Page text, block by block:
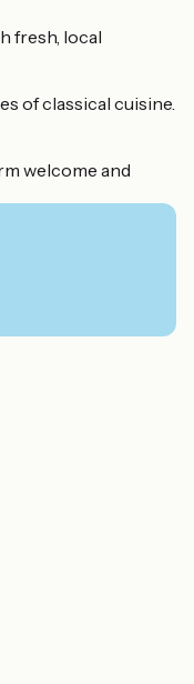
fresh, local
of classical cuisine.
welcome and